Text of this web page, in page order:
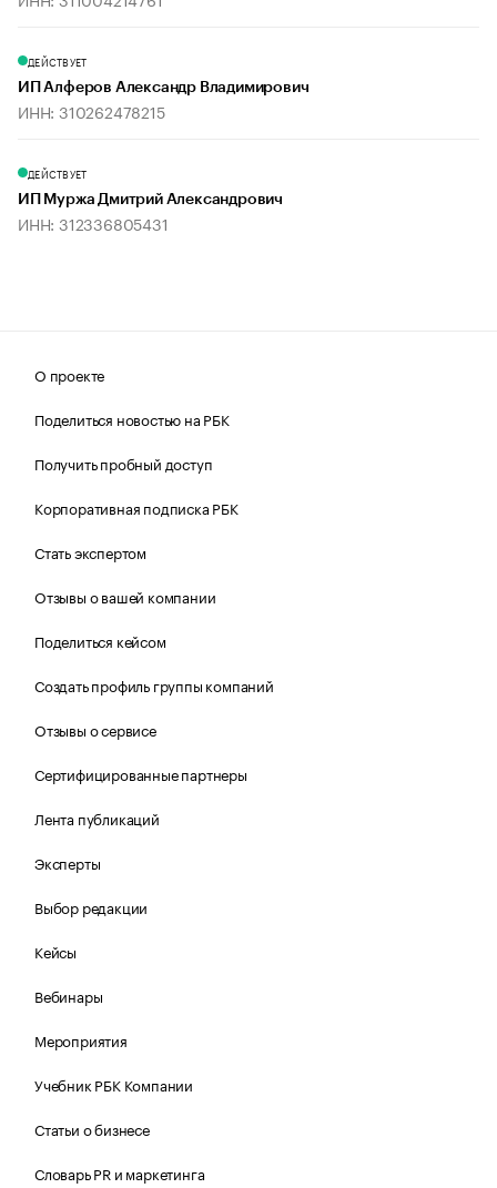
ДЕЙСТВУЕТ
ИП Алферов Александр Владимирович
ИНН: 310262478215
ДЕЙСТВУЕТ
ИП Муржа Дмитрий Александрович
ИНН: 312336805431
О проекте
Поделиться новостью на РБК
Получить пробный доступ
Корпоративная подписка РБК
Стать экспертом
Отзывы о вашей компании
Поделиться кейсом
Создать профиль группы компаний
Отзывы о сервисе
Сертифицированные партнеры
Лента публикаций
Эксперты
Выбор редакции
Кейсы
Вебинары
Мероприятия
Учебник РБК Компании
Статьи о бизнесе
Словарь PR и маркетинга